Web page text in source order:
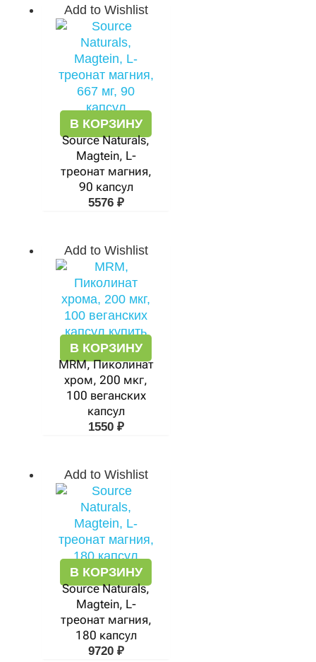
Add to Wishlist
В КОРЗИНУ
Source Naturals,
Magtein, L-
треонат магния,
90 капсул
5576 ₽
Add to Wishlist
В КОРЗИНУ
MRM, Пиколинат
хром, 200 мкг,
100 веганских
капсул
1550 ₽
Add to Wishlist
В КОРЗИНУ
Source Naturals,
Magtein, L-
треонат магния,
180 капсул
9720 ₽